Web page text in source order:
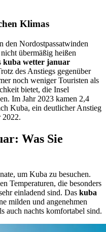
Klimas
den Nordostpassatwinden
übermäßig heißen
kuba wetter januar
des Anstiegs gegenüber
noch weniger Touristen als
bietet, die Insel
Im Jahr 2023 kamen 2,4
Kuba, ein deutlicher Anstieg
2022.
Was Sie
um Kuba zu besuchen.
Temperaturen, die besonders
einladend sind. Das kuba
milden und angenehmen
auch nachts komfortabel sind.